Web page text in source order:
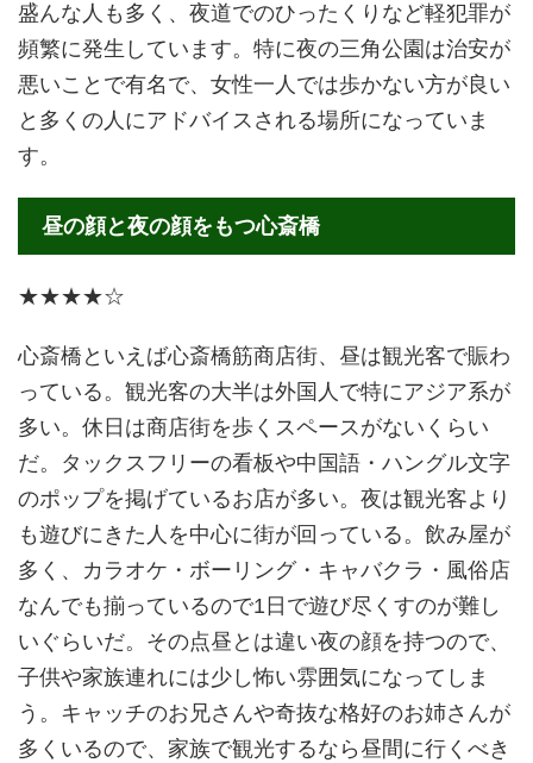
盛んな人も多く、夜道でのひったくりなど軽犯罪が
頻繁に発生しています。特に夜の三角公園は治安が
悪いことで有名で、女性一人では歩かない方が良い
と多くの人にアドバイスされる場所になっていま
す。
昼の顔と夜の顔をもつ心斎橋
★★★★☆
心斎橋といえば心斎橋筋商店街、昼は観光客で賑わ
っている。観光客の大半は外国人で特にアジア系が
多い。休日は商店街を歩くスペースがないくらい
だ。タックスフリーの看板や中国語・ハングル文字
のポップを掲げているお店が多い。夜は観光客より
も遊びにきた人を中心に街が回っている。飲み屋が
多く、カラオケ・ボーリング・キャバクラ・風俗店
なんでも揃っているので1日で遊び尽くすのが難し
いぐらいだ。その点昼とは違い夜の顔を持つので、
子供や家族連れには少し怖い雰囲気になってしま
う。キャッチのお兄さんや奇抜な格好のお姉さんが
多くいるので、家族で観光するなら昼間に行くべき